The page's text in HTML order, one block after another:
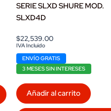
SERIE SLXD SHURE MOD.
SLXD4D
$22,539.00
IVA Incluido
ENVÍO GRATIS
3 MESES SIN INTERESES
Añadir al carrito